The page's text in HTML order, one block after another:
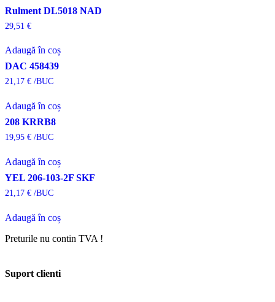
Rulment DL5018 NAD
29,51 €
Adaugă în coș
DAC 458439
21,17 € /BUC
Adaugă în coș
208 KRRB8
19,95 € /BUC
Adaugă în coș
YEL 206-103-2F SKF
21,17 € /BUC
Adaugă în coș
Preturile nu contin TVA !
Suport clienti